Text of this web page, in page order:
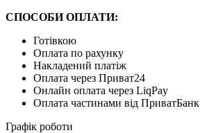
СПОСОБИ ОПЛАТИ:
Готівкою
Оплата по рахунку
Накладений платіж
Оплата через Приват24
Онлайн оплата через LiqPay
Оплата частинами від ПриватБанк
Графік роботи